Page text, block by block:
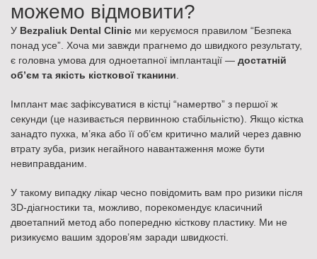
можемо відмовити?
У Bezpaliuk Dental Clinic ми керуємося правилом “Безпека
понад усе”. Хоча ми завжди прагнемо до швидкого результату,
є головна умова для одноетапної імплантації — достатній
об’єм та якість кісткової тканини
Імплант має зафіксуватися в кістці “намертво” з першої ж
секунди (це називається первинною стабільністю). Якщо кістка
занадто пухка, м’яка або її об’єм критично малий через давню
втрату зуба, ризик негайного навантаження може бути
невиправданим.
У такому випадку лікар чесно повідомить вам про ризики після
3D-діагностики та, можливо, порекомендує класичний
двоетапний метод або попередню кісткову пластику. Ми не
ризикуємо вашим здоров’ям заради швидкості.